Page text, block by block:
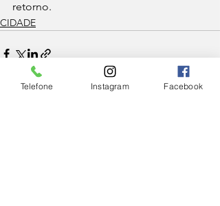
retorno.
CIDADE
Telefone Instagram Facebook